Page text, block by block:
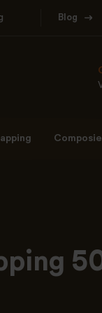
Blog